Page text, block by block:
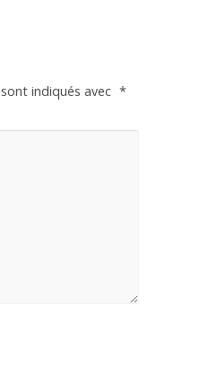
indiqués avec *